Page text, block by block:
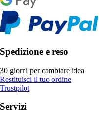
Spedizione e reso
30 giorni per cambiare idea
Restituisci il tuo ordine
Trustpilot
Servizi